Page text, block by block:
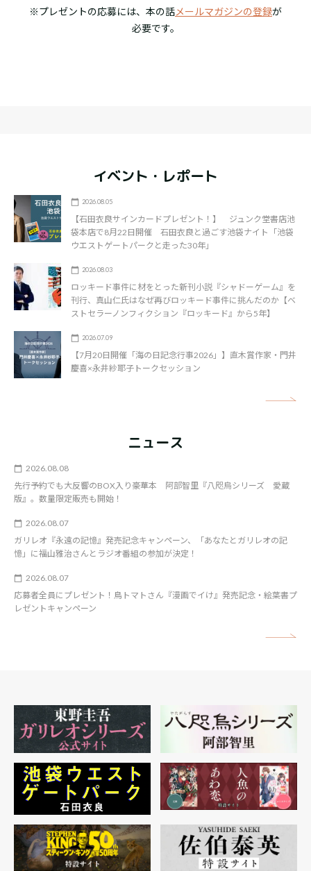
※プレゼントの応募には、本の話メールマガジンの登録が
必要です。
イベント・レポート
2026.08.05
【石田衣良サインカードプレゼント！】 ジュンク堂書店池
袋本店で8月22日開催 石田衣良と過ごす池袋ナイト「池袋
ウエストゲートパークと走った30年」
2026.08.03
ロッキード事件に材をとった新刊小説『シャドーゲーム』を
刊行、真山仁氏はなぜ再びロッキード事件に挑んだのか【ベ
ストセラーノンフィクション『ロッキード』から5年】
2026.07.09
【7月20日開催「海の日記念行事2026」】直木賞作家・門井
慶喜×永井紗耶子トークセッション
ニュース
2026.08.08
先行予約でも大反響のBOX入り豪華本 阿部智里『八咫烏シリーズ 愛蔵
版』。数量限定販売も開始！
2026.08.07
ガリレオ『永遠の記憶』発売記念キャンペーン、「あなたとガリレオの記
憶」に福山雅治さんとラジオ番組の参加が決定！
2026.08.07
応募者全員にプレゼント！鳥トマトさん『漫画でイけ』発売記念・絵葉書プ
レゼントキャンペーン